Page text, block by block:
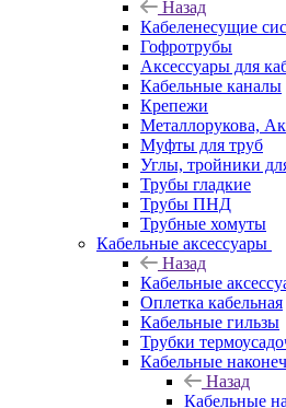
Назад
Кабеленесущие
Гофротрубы
Аксессуары для
Кабельные каналы
Крепежи
Металлорукова,
Муфты для труб
Углы, тройники
Трубы гладкие
Трубы ПНД
Трубные хомуты
Кабельные аксессуары
Назад
Кабельные
Оплетка кабельная
Кабельные гильзы
Трубки
Кабельные
Назад
Кабельные